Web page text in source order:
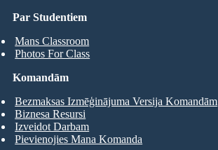
Par Studentiem
Mans Classroom
Photos For Class
Komandām
Bezmaksas Izmēģinājuma Versija Komandām
Biznesa Resursi
Izveidot Darbam
Pievienojies Mana Komanda